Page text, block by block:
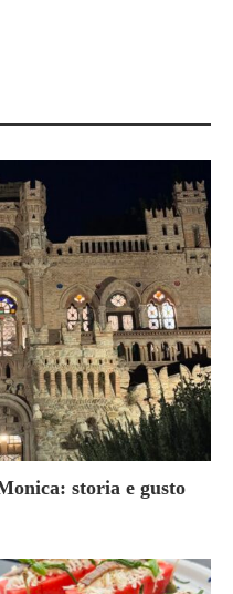
storia e gusto